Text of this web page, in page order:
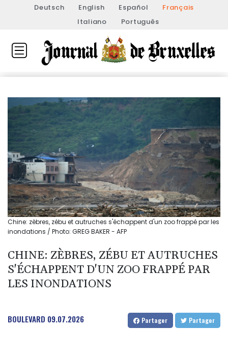
Deutsch English Español
Français
Italiano
Português
Chine: zèbres, zébu et autruches s'échappent d'un zoo frappé par les
inondations / Photo: GREG BAKER - AFP
CHINE: ZÈBRES, ZÉBU ET AUTRUCHES
S'ÉCHAPPENT D'UN ZOO FRAPPÉ PAR
LES INONDATIONS
BOULEVARD 09.07.2026 Partager Partager